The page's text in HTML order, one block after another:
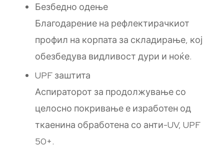
Безбедно одење
Благодарение на рефлектирачкиот
профил на корпата за складирање, кој
обезбедува видливост дури и ноќе.
UPF заштита
Аспираторот за продолжување со
целосно покривање е изработен од
ткаенина обработена со анти-UV, UPF
50+.